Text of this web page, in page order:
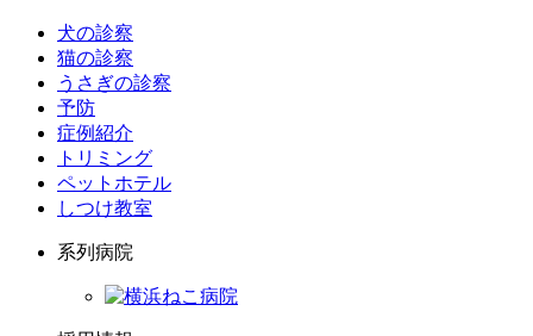
犬の診察
猫の診察
うさぎの診察
予防
症例紹介
トリミング
ペットホテル
しつけ教室
系列病院